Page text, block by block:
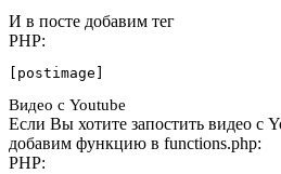
И в посте добавим тег
PHP:
[postimage]
Видео с Youtube
Если Вы хотите запостить видео с
добавим функцию в functions.php:
PHP: